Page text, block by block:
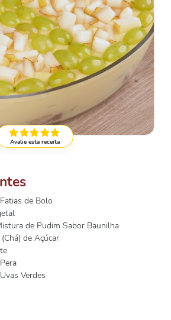
Avalie esta receita
de Bolo
de Pudim Sabor Baunilha
de Açúcar
Verdes